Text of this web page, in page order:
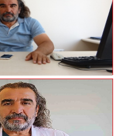
Tamamlanan Arı
Doğaya Bırakıldı
Yakın Insan
Bağlı Olarak
Hastalanmaktadır”